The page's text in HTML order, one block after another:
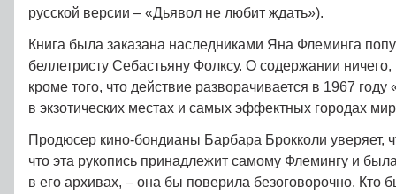
русской версии – «Дьявол не любит ждать»).
Книга была заказана наследниками Яна Флеминга
беллетристу Себастьяну Фолксу. О содержании ничего,
кроме того, что действие разворачивается в 1967 году
в экзотических местах и самых эффектных городах
Продюсер кино-бондианы Барбара Брокколи уверяет,
что эта рукопись принадлежит самому Флемингу и
в его архивах, – она бы поверила безоговорочно. Кто